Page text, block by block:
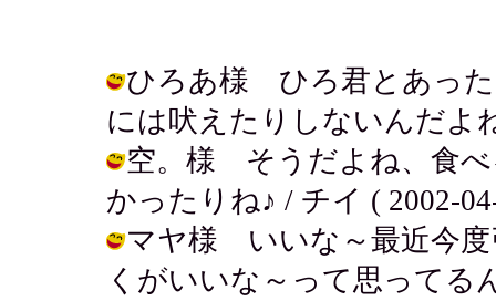
ひろあ様 ひろ君とあった
には吠えたりしないんだよ
空。様 そうだよね、食べ
かったりね♪ / チイ ( 2002-
マヤ様 いいな～最近今度
くがいいな～って思ってる